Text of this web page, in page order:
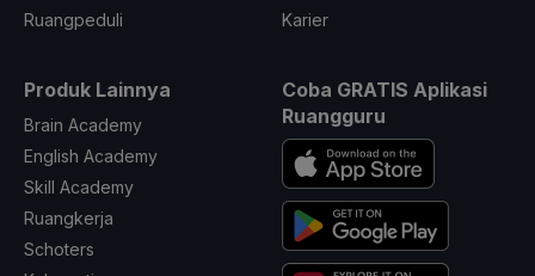
Ruangpeduli
Karier
Produk Lainnya
Brain Academy
English Academy
Skill Academy
Ruangkerja
Schoters
Coba GRATIS Aplikasi
Ruangguru